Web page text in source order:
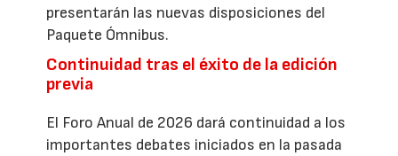
presentarán las nuevas disposiciones del
Paquete Ómnibus.
Continuidad tras el éxito de la edición
previa
El Foro Anual de 2026 dará continuidad a los
importantes debates iniciados en la pasada